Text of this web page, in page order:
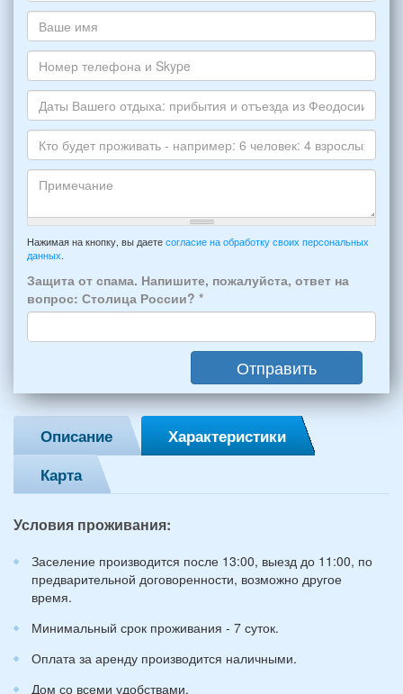
хотите
снять,
укажите
пожалуйста
НОМЕР
варианта:
*
Ваш
адрес
электронной
почты
*
Ваше
имя
Номер
телефона
и
Skype
Даты
Вашего
отдыха:
прибытия
отъезда
из
Феодосии:
*
Кто
будет
-
например:
6
человек:
4
взрослых
и
2
детей
(возраст
и
лет):
Примечание
Нажимая на кнопку, вы даете согласие на обработку своих персональных
данных
Защита от спама. Напишите, пожалуйста, ответ на
вопрос: Столица России? *
Отправить
Описание
Характеристики
Карта
Условия проживания:
Заселение производится после 13:00, выезд до 11:00, по
предварительной договоренности, возможно другое
время.
Минимальный срок проживания - 7 суток.
Оплата за аренду производится наличными.
Дом со всеми удобствами.